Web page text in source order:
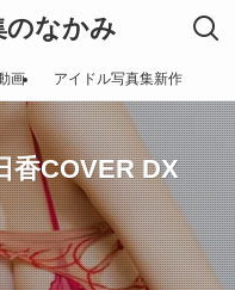
のなかみ
画 アイドル写真集新作
香COVER DX